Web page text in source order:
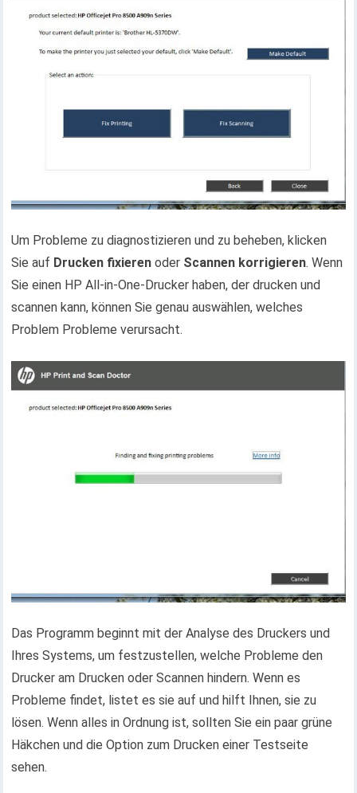
Um Probleme zu diagnostizieren und zu beheben, klicken
Sie auf Drucken fixieren oder Scannen korrigieren. Wenn
Sie einen HP All-in-One-Drucker haben, der drucken und
scannen kann, können Sie genau auswählen, welches
Problem Probleme verursacht.
Das Programm beginnt mit der Analyse des Druckers und
Ihres Systems, um festzustellen, welche Probleme den
Drucker am Drucken oder Scannen hindern. Wenn es
Probleme findet, listet es sie auf und hilft Ihnen, sie zu
lösen. Wenn alles in Ordnung ist, sollten Sie ein paar grüne
Häkchen und die Option zum Drucken einer Testseite
sehen.